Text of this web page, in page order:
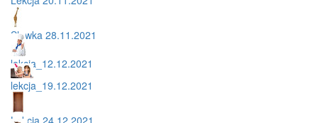
Slowka 28.11.2021
lekcja_12.12.2021
lekcja_19.12.2021
Lekcja 24.12.2021